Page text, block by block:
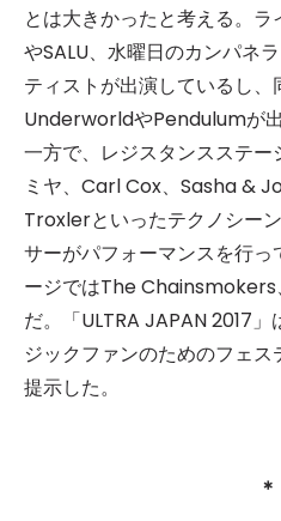
とは大きかったと考える。
やSALU、水曜日のカンパネ
ティストが出演しているし、
UnderworldやPendulumが出
一方で、レジスタンスステ
ミヤ、Carl Cox、Sasha &
Troxlerといったテクノシー
サーがパフォーマンスを行
ージではThe
だ。「ULTRA JAPAN 2017
ジックファンのためのフェ
提示した。
＊